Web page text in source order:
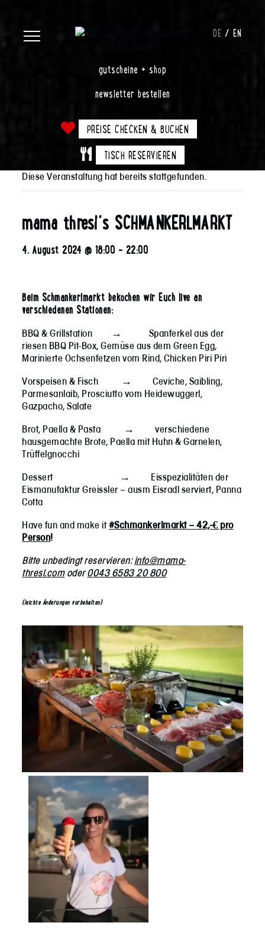
DE EN
gutscheine + shop
newsletter bestellen
PREISE CHECKEN & BUCHEN
TISCH RESERVIEREN
Diese Veranstaltung hat bereits stattgefunden.
mama thresl´s SCHMANKERLMARKT
4. August 2024 @ 18:00 - 22:00
Beim Schmankerlmarkt bekochen wir Euch live an
verschiedenen Stationen:
BBQ & Grillstation → Spanferkel aus der
riesen BBQ Pit-Box, Gemüse aus dem Green Egg,
Marinierte Ochsenfetzen vom Rind, Chicken Piri Piri
Vorspeisen & Fisch → Ceviche, Saibling,
Parmesanlaib, Prosciutto vom Heidewuggerl,
Gazpacho, Salate
Brot, Paella & Pasta → verschiedene
hausgemachte Brote, Paella mit Huhn & Garnelen,
Trüffelgnocchi
Dessert → Eisspezialitäten der
Eismanufaktur Greissler – ausm Eisradl serviert, Panna
Cotta
Have fun and make it#Schmankerlmarkt – 42,-€ pro
Person!
Bitte unbedingt reservieren:info@mama-
thresl.comoder0043 6583 20 800
(leichte Änderungen vorbehalten)